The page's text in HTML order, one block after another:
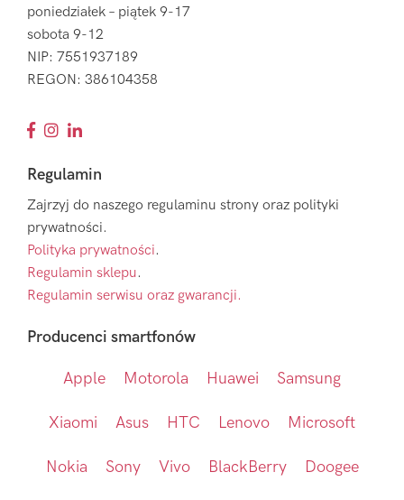
poniedziałek – piątek 9-17
sobota 9-12
NIP: 7551937189
REGON: 386104358
Regulamin
Zajrzyj do naszego regulaminu strony oraz polityki
prywatności.
Polityka prywatności.
Regulamin sklepu.
Regulamin serwisu oraz gwarancji.
Producenci smartfonów
Apple Motorola Huawei Samsung
Xiaomi Asus HTC Lenovo Microsoft
Nokia Sony Vivo BlackBerry Doogee